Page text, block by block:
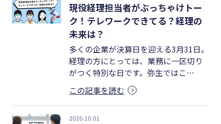
無料で会計ソフトを試す
現役経理担当者がぶっちゃけトー
ク！テレワークできてる？経理の
未来は？
多くの企業が決算日を迎える3月31日。
経理の方にとっては、業務に一区切り
がつく特別な日です。弥生ではこ…
この記事を読む
2020.10.01